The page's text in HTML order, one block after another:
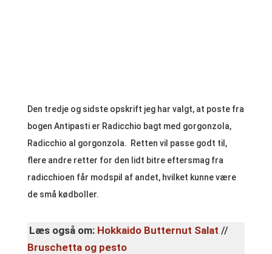
Den tredje og sidste opskrift jeg har valgt, at poste fra
bogen Antipasti er Radicchio bagt med gorgonzola,
Radicchio al gorgonzola. Retten vil passe godt til,
flere andre retter for den lidt bitre eftersmag fra
radicchioen får modspil af andet, hvilket kunne være
de små kødboller.
Læs også om: Hokkaido Butternut Salat //
Bruschetta og pesto